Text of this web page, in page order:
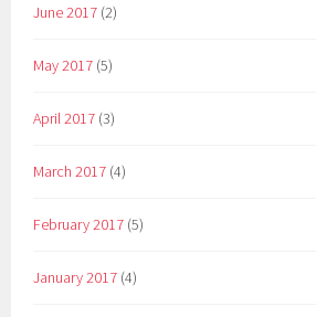
June 2017 (2)
May 2017 (5)
April 2017 (3)
March 2017 (4)
February 2017 (5)
January 2017 (4)